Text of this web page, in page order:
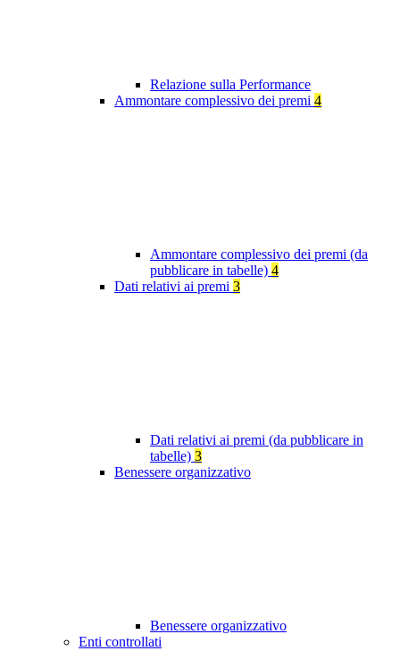
Relazione sulla Performance
Ammontare complessivo dei premi 4
Ammontare complessivo dei premi (da
pubblicare in tabelle) 4
Dati relativi ai premi 3
Dati relativi ai premi (da pubblicare in
tabelle) 3
Benessere organizzativo
Benessere organizzativo
Enti controllati